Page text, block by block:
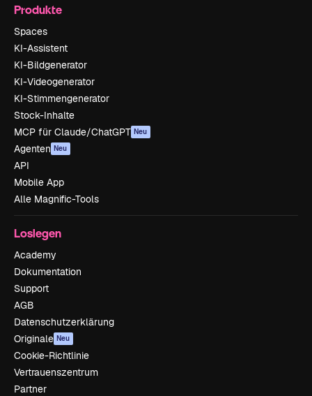
Produkte
Spaces
KI-Assistent
KI-Bildgenerator
KI-Videogenerator
KI-Stimmengenerator
Stock-Inhalte
MCP für Claude/ChatGPT Neu
Agenten Neu
API
Mobile App
Alle Magnific-Tools
Loslegen
Academy
Dokumentation
Support
AGB
Datenschutzerklärung
Originale Neu
Cookie-Richtlinie
Vertrauenszentrum
Partner